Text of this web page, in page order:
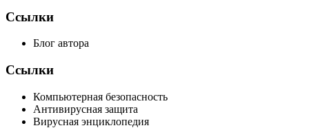
Ссылки
Блог автора
Ссылки
Компьютерная безопасность
Антивирусная защита
Вирусная энциклопедия